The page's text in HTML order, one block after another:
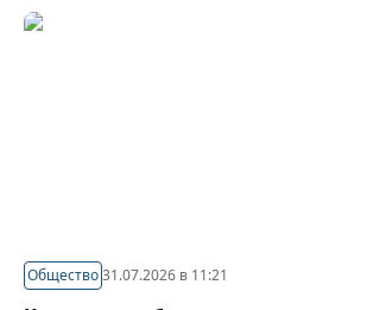
Общество31.07.2026 в 11:21